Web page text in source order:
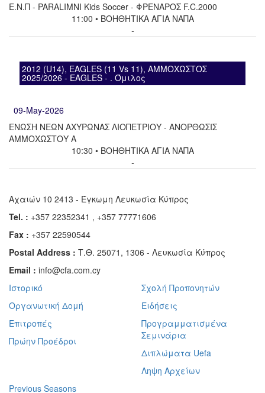
Ε.Ν.Π - PARALIMNI Kids Soccer - ΦΡΕΝΑΡΟΣ F.C.2000
11:00 • ΒΟΗΘΗΤΙΚΑ ΑΓΙΑ ΝΑΠΑ
-
2012 (U14), EAGLES (11 Vs 11), ΑΜΜΟΧΩΣΤΟΣ
2025/2026 - EAGLES - . Όμιλος
09-May-2026
ΕΝΩΣΗ ΝΕΩΝ ΑΧΥΡΩΝΑΣ ΛΙΟΠΕΤΡΙΟΥ - ΑΝΟΡΘΩΣΙΣ
ΑΜΜΟΧΩΣΤΟΥ Α
10:30 • ΒΟΗΘΗΤΙΚΑ ΑΓΙΑ ΝΑΠΑ
-
Αχαιών 10 2413 - Έγκωμη Λευκωσία Κύπρος
Tel. : +357 22352341 , +357 77771606
Fax : +357 22590544
Postal Address : Τ.Θ. 25071, 1306 - Λευκωσία Κύπρος
Email : info@cfa.com.cy
Ιστορικό
Οργανωτική Δομή
Επιτροπές
Πρώην Προέδροι
Σχολή Προπονητών
Ειδήσεις
Προγραμματισμένα
Σεμινάρια
Διπλώματα Uefa
Ληψη Αρχείων
Previous Seasons